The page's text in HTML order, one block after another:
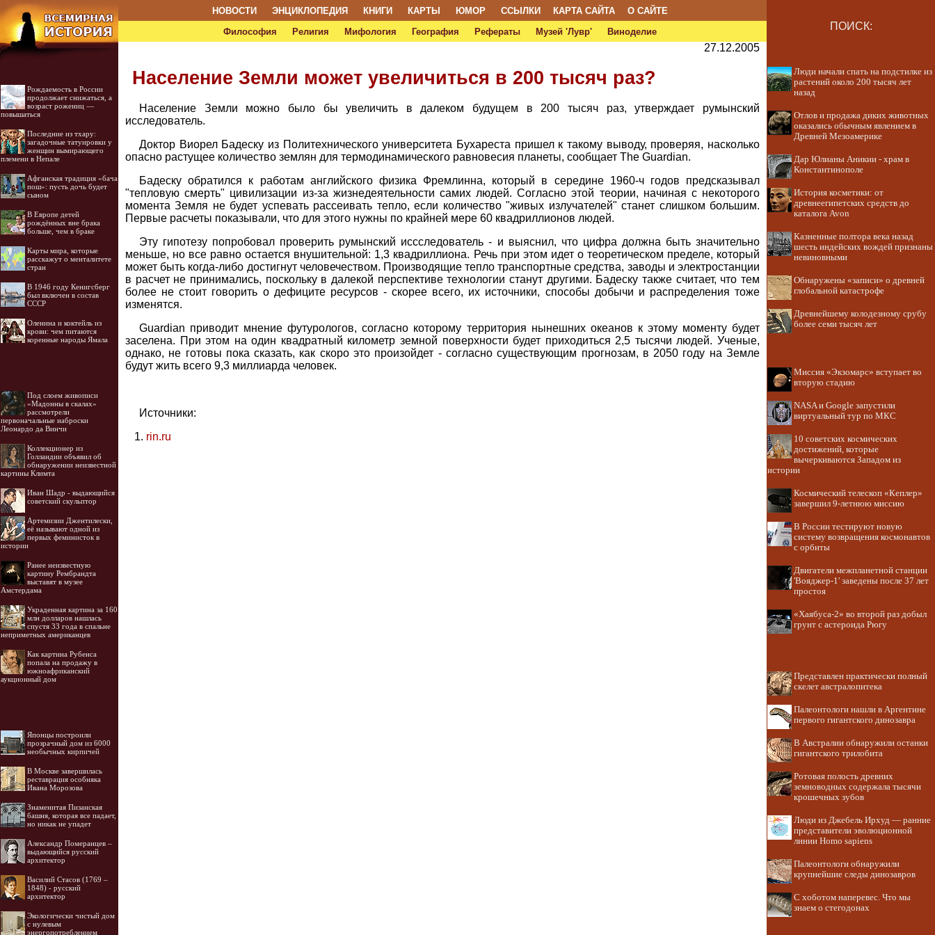
НОВОСТИ ЭНЦИКЛОПЕДИЯ КНИГИ КАРТЫ ЮМОР ССЫЛКИ КАРТА САЙТА
О САЙТЕ
Философия
Религия Мифология География Рефераты Музей 'Лувр' Виноделие ПОИСК:
Рождаемость в России
продолжает снижаться, а
возраст рожениц —
повышаться
Последние из тхару:
загадочные татуировки у
женщин вымирающего
племени в Непале
Афганская традиция «бача
пош»: пусть дочь будет
сыном
В Европе детей
рождённых вне брака
больше, чем в браке
Карты мира, которые
расскажут о менталитете
стран
В 1946 году Кенигсберг
был включен в состав
СССР
Оленина и коктейль из
крови: чем питаются
коренные народы Ямала
Под слоем живописи
«Мадонны в скалах»
рассмотрели
первоначальные наброски
Леонардо да Винчи
Коллекционер из
Голландии объявил об
обнаружении неизвестной
картины Климта
Иван Шадр - выдающийся
советский скульптор
Артемизии Джентилески,
её называют одной из
первых феминисток в
истории
Ранее неизвестную
картину Рембрандта
выставят в музее
Амстердама
Украденная картина за 160
млн долларов нашлась
спустя 33 года в спальне
неприметных американцев
Как картина Рубенса
попала на продажу в
южноафриканский
аукционный дом
Японцы построили
прозрачный дом из 6000
необычных кирпичей
В Москве завершилась
реставрация особняка
Ивана Морозова
Знаменитая Пизанская
башня, которая все падает,
но никак не упадет
Александр Померанцев –
выдающийся русский
архитектор
Василий Стасов (1769 –
1848) - русский
архитектор
Экологически чистый дом
с нулевым
энергопотреблением
27.12.2005
Население Земли может увеличиться в 200 тысяч раз?
Население Земли можно было бы увеличить в далеком будущем в 200 тысяч раз, утверждает румынский
исследователь.
Доктор Виорел Бадеску из Политехнического университета Бухареста пришел к такому выводу, проверяя, насколько
опасно растущее количество землян для термодинамического равновесия планеты, сообщает The Guardian.
Бадеску обратился к работам английского физика Фремлинна, который в середине 1960-ч годов предсказывал
"тепловую смерть" цивилизации из-за жизнедеятельности самих людей. Согласно этой теории, начиная с некоторого
момента Земля не будет успевать рассеивать тепло, если количество "живых излучателей" станет слишком большим.
Первые расчеты показывали, что для этого нужны по крайней мере 60 квадриллионов людей.
Эту гипотезу попробовал проверить румынский иссследователь - и выяснил, что цифра должна быть значительно
меньше, но все равно остается внушительной: 1,3 квадриллиона. Речь при этом идет о теоретическом пределе, который
может быть когда-либо достигнут человечеством. Производящие тепло транспортные средства, заводы и электростанции
в расчет не принимались, поскольку в далекой перспективе технологии станут другими. Бадеску также считает, что тем
более не стоит говорить о дефиците ресурсов - скорее всего, их источники, способы добычи и распределения тоже
изменятся.
Guardian приводит мнение футурологов, согласно которому территория нынешних океанов к этому моменту будет
заселена. При этом на один квадратный километр земной поверхности будет приходиться 2,5 тысячи людей. Ученые,
однако, не готовы пока сказать, как скоро это произойдет - согласно существующим прогнозам, в 2050 году на Земле
будут жить всего 9,3 миллиарда человек.
Источники:
rin.ru
Люди начали спать на подстилке из
растений около 200 тысяч лет
назад
Отлов и продажа диких животных
оказались обычным явлением в
Древней Мезоамерике
Дар Юлианы Аникии - храм в
Константинополе
История косметики: от
древнеегипетских средств до
каталога Avon
Казненные полтора века назад
шесть индейских вождей признаны
невиновными
Обнаружены «записи» о древней
глобальной катастрофе
Древнейшему колодезному срубу
более семи тысяч лет
Миссия «Экзомарс» вступает во
вторую стадию
NASA и Google запустили
виртуальный тур по МКС
10 советских космических
достижений, которые
вычеркиваются Западом из
истории
Космический телескоп «Кеплер»
завершил 9-летнюю миссию
В России тестируют новую
систему возвращения космонавтов
с орбиты
Двигатели межпланетной станции
'Вояджер-1' заведены после 37 лет
простоя
«Хаябуса-2» во второй раз добыл
грунт с астероида Рюгу
Представлен практически полный
скелет австралопитека
Палеонтологи нашли в Аргентине
первого гигантского динозавра
В Австралии обнаружили останки
гигантского трилобита
Ротовая полость древних
земноводных содержала тысячи
крошечных зубов
Люди из Джебель Ирхуд — ранние
представители эволюционной
линии Homo sapiens
Палеонтологи обнаружили
крупнейшие следы динозавров
С хоботом наперевес. Что мы
знаем о стегодонах